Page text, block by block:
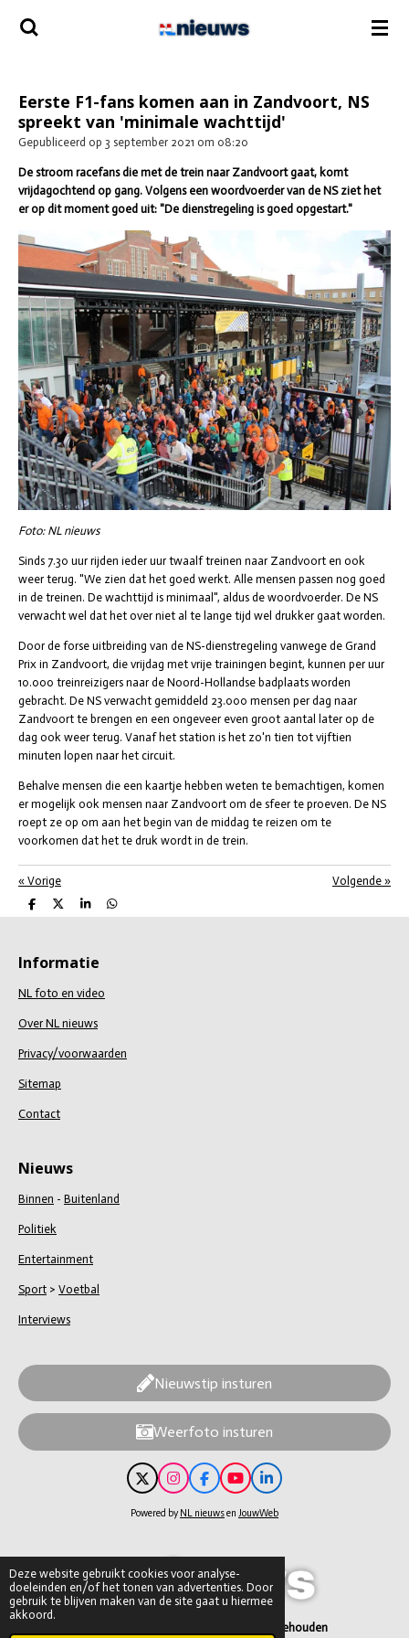
Deze website gebruikt cookies voor analyse-
doeleinden en/of het tonen van advertenties. Door
gebruik te blijven maken van de site gaat u hiermee
akkoord.
Ga
direct
Eerste F1-fans komen aan in Zandvoort, NS
spreekt van 'minimale wachttijd'
Gepubliceerd op 3 september 2021 om 08:20
De stroom racefans die met de trein naar Zandvoort gaat, komt
vrijdagochtend op gang. Volgens een woordvoerder van de NS ziet het
er op dit moment goed uit: "De dienstregeling is goed opgestart."
Foto: NL nieuws
Sinds 7.30 uur rijden ieder uur twaalf treinen naar Zandvoort en ook
weer terug. "We zien dat het goed werkt. Alle mensen passen nog goed
in de treinen. De wachttijd is minimaal", aldus de woordvoerder. De NS
verwacht wel dat het over niet al te lange tijd wel drukker gaat worden.
Door de forse uitbreiding van de NS-dienstregeling vanwege de Grand
Prix in Zandvoort, die vrijdag met vrije trainingen begint, kunnen per uur
10.000 treinreizigers naar de Noord-Hollandse badplaats worden
gebracht. De NS verwacht gemiddeld 23.000 mensen per dag naar
Zandvoort te brengen en een ongeveer even groot aantal later op de
dag ook weer terug. Vanaf het station is het zo'n tien tot vijftien
minuten lopen naar het circuit.
Behalve mensen die een kaartje hebben weten te bemachtigen, komen
er mogelijk ook mensen naar Zandvoort om de sfeer te proeven. De NS
roept ze op om aan het begin van de middag te reizen om te
voorkomen dat het te druk wordt in de trein.
« Vorige Volgende »
D
e
n
D
e
S
h
e
D
e
Informatie
NL foto en video
Over NL nieuws
Privacy/voorwaarden
Sitemap
Contact
Nieuws
Binnen - Buitenland
Politiek
Entertainment
Sport > Voetbal
Interviews
Nieuwstip insturen
Weerfoto insturen
X
I
n
s
a
m
F
a
c
k
Y
o
u
L
i
n
Powered by NL nieuwsen JouwWeb
© 2026 NL nieuws – alle rechten voorbehouden